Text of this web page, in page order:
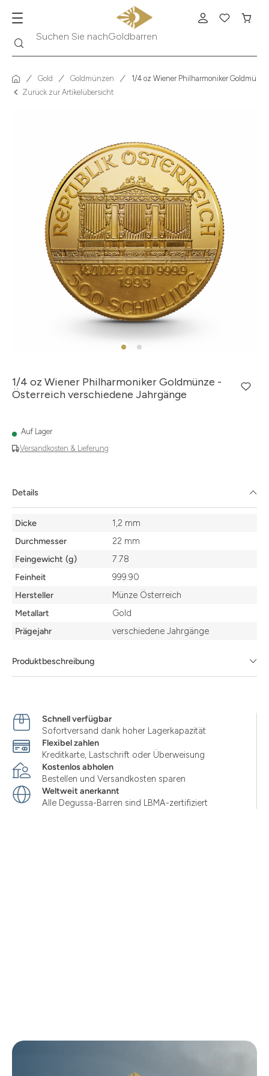
Suchen Sie nach
Krügerrand
Gold Goldmünzen
1/4 oz Wiener Philharmoniker
Zurück zur Artikelübersicht
1/4 oz Wiener Philharmoniker Goldmünze -
Österreich verschiedene Jahrgänge
Versandkosten & Lieferung
Auf Lager
Details
Produktbeschreibung
Details
Dicke
1,2 mm
Durchmesser
22 mm
Feingewicht (g)
7.78
Feinheit
999.90
Hersteller
Münze Österreich
Metallart
Gold
Prägejahr
verschiedene Jahrgänge
Schnell verfügbar
Sofortversand dank hoher Lagerkapazität
Flexibel zahlen
Kreditkarte, Lastschrift oder Überweisung
Kostenlos abholen
Bestellen und Versandkosten sparen
Weltweit anerkannt
Alle Degussa-Barren sind LBMA-zertifiziert